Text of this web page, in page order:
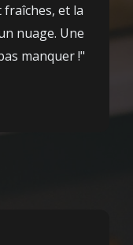
et la
nuage. Une
manquer !"